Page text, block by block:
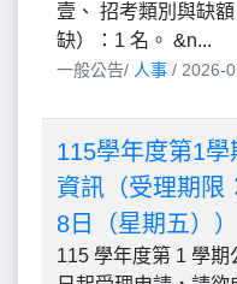
壹、 招考類別與缺
缺）：1 名。 &n...
一般公告/ 人事 / 2026-
115學年度第1
資訊（受理期限
8日（星期五））
115 學年度第 1 學